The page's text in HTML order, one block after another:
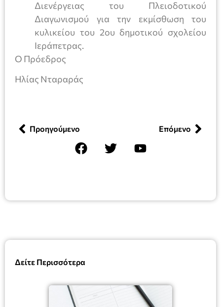
Δείτε Περισσότερα
Διενέργειας του Πλειοδοτικού
Διαγωνισμού για την εκμίσθωση του
κυλικείου του 2ου δημοτικού σχολείου
Ιεράπετρας.
Ο Πρόεδρος
Ηλίας Νταραράς
Προηγούμενο Επόμενο